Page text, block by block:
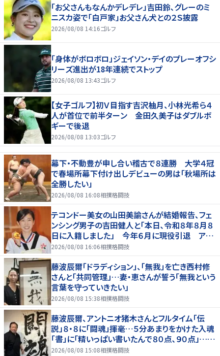
「お父さんもなんかデレデレ」吉田鈴、グレーのミ
ニスカ姿で「白戸家」お父さん犬との２Ｓ披露
2026/08/08 14:16ゴルフ
「身体がボロボロ」ジェイソン・デイのプレーオフシ
リーズ進出が18年連続でストップ
2026/08/08 13:43ゴルフ
【女子ゴルフ】初Ｖ目指す吉沢柚月、小林光希ら４
人が首位で前半ターン 金田久美子はダブルボ
ギーで後退
2026/08/08 13:03ゴルフ
幕下・不動豊が申し合い稽古で８連勝 大学４冠
で春場所幕下付け出しデビューの男は「秋場所は
全勝したい」
2026/08/08 16:08相撲格闘技
テコンドー美女の山田美諭さんが結婚報告、フェ
ンシング男子の吉田健人と「本日、令和８年８月８
日に入籍しました」 今年６月に現役引退 アス
リート仲間からも祝福の声
2026/08/08 16:06相撲格闘技
藤波辰爾「ドラディション」、「無我」を亡き西村修
さんと「共同管理」…妻・恵さんが誓う「無我という
言葉を守っていきたい」
2026/08/08 15:38相撲格闘技
藤波辰爾、アントニオ猪木さんとフルタイム「伝
説」８・８に「闘魂」揮毫…５分あまりをかけた入魂
「書」に「精いっぱい書いたんで８０点、９０点」…
「人間・藤波辰爾展」開催
2026/08/08 15:08相撲格闘技